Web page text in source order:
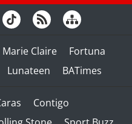
Marie Claire
Fortuna
Lunateen BATimes
Contigo